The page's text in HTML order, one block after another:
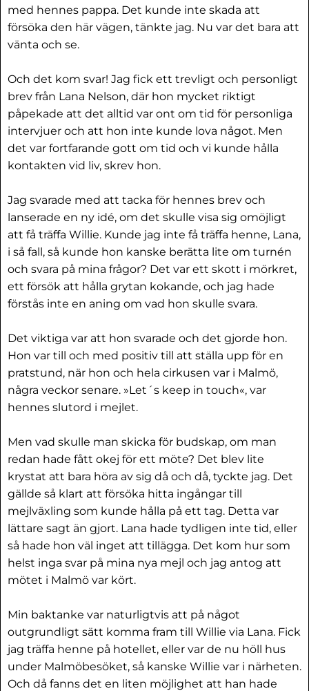
med hennes pappa. Det kunde inte skada att
försöka den här vägen, tänkte jag. Nu var det bara att
vänta och se.
Och det kom svar! Jag fick ett trevligt och personligt
brev från Lana Nelson, där hon mycket riktigt
påpekade att det alltid var ont om tid för personliga
intervjuer och att hon inte kunde lova något. Men
det var fortfarande gott om tid och vi kunde hålla
kontakten vid liv, skrev hon.
Jag svarade med att tacka för hennes brev och
lanserade en ny idé, om det skulle visa sig omöjligt
att få träffa Willie. Kunde jag inte få träffa henne, Lana,
i så fall, så kunde hon kanske berätta lite om turnén
och svara på mina frågor? Det var ett skott i mörkret,
ett försök att hålla grytan kokande, och jag hade
förstås inte en aning om vad hon skulle svara.
Det viktiga var att hon svarade och det gjorde hon.
Hon var till och med positiv till att ställa upp för en
pratstund, när hon och hela cirkusen var i Malmö,
några veckor senare. »Let´s keep in touch«, var
hennes slutord i mejlet.
Men vad skulle man skicka för budskap, om man
redan hade fått okej för ett möte? Det blev lite
krystat att bara höra av sig då och då, tyckte jag. Det
gällde så klart att försöka hitta ingångar till
mejlväxling som kunde hålla på ett tag. Detta var
lättare sagt än gjort. Lana hade tydligen inte tid, eller
så hade hon väl inget att tillägga. Det kom hur som
helst inga svar på mina nya mejl och jag antog att
mötet i Malmö var kört.
Min baktanke var naturligtvis att på något
outgrundligt sätt komma fram till Willie via Lana. Fick
jag träffa henne på hotellet, eller var de nu höll hus
under Malmöbesöket, så kanske Willie var i närheten.
Och då fanns det en liten möjlighet att han hade